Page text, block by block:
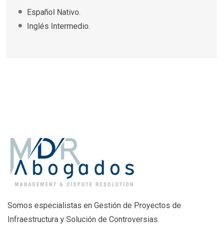
Español Nativo.
Inglés Intermedio.
Somos especialistas en Gestión de Proyectos de
Infraestructura y Solución de Controversias.